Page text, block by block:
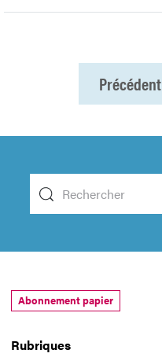
Précédent
Rubriques
Abonnement papier